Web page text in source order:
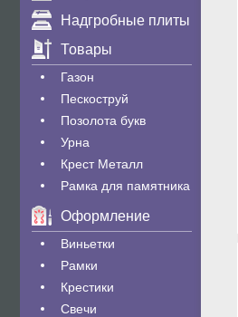
Надгробные плиты
Товары
Газон
Пескоструй
Позолота букв
Урна
Крест Металл
Рамка для памятника
Оформление
Виньетки
Рамки
Крестики
Свечи